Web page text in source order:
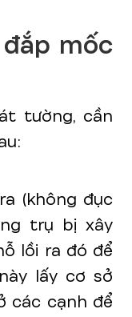
mốc
tường, cần
(không đục
trụ bị xây
lồi ra đó để
lấy cơ sở
các cạnh để